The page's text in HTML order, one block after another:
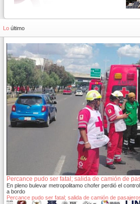
Lo último
Percance pudo ser fatal; salida de camión de
En pleno bulevar metropolitamo chofer perdió el
a bordo
Percance pudo ser fatal; salida de camión de